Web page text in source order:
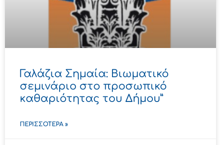
Γαλάζια Σημαία: Βιωματικό
σεμινάριο στο προσωπικό
καθαριότητας του Δήμου”
ΠΕΡΙΣΣΌΤΕΡΑ »